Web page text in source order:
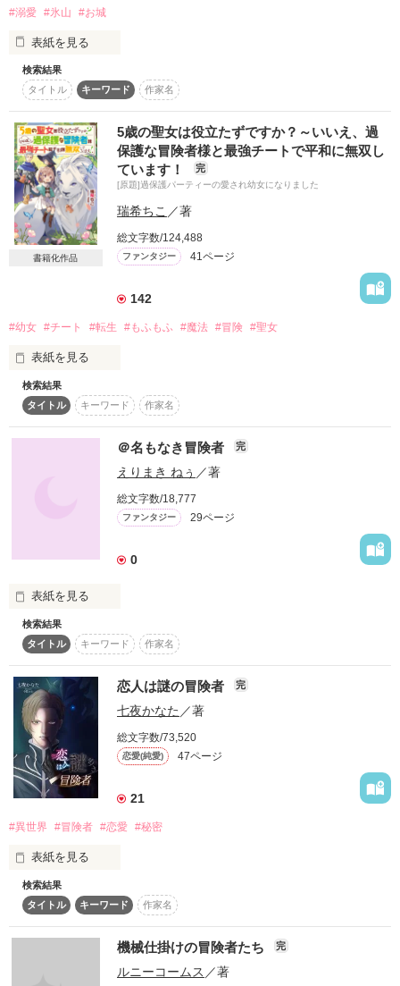
完結しました。
光栄なことにランキングに載せていただきました！
お読み下さった皆様、本当に有難うございます！(*´艸｀*)
イイねやひとこと感想感謝です！(人´∀｀)．☆．。．:*･ﾟ
作品を読む
#溺愛 #氷山 #お城
表紙を見る
マリーは、冒険者パーティでお世話係として働いていたが、同
じパーティーの女性に追い出される。
なかなか次のパーティーが見つからないところへ、男性限定の
募集が見つかる。
マリーはマリウスと名乗り、男装して雇ってもらうことに成功
する。
たった二人のパーティーで、果たしてマリーは女性だとバレず
に旅を続けることが出来るのか。
さらに、マリーはもうひとつ重大な秘密を抱えていて・・・。
検索結果
タイトル
キーワード 作家名
書籍化作品
5歳の聖女は役立たずですか？～いいえ、過
保護な冒険者様と最強チートで平和に無双し
ています！
完
[原題]過保護パーティーの愛され幼女になりました
瑞希ちこ ／著
総文字数/124,488
ファンタジー 41ページ
142
#幼女 #チート #転生 #もふもふ #魔法 #冒険 #聖女
表紙を見る
貧乏な家に生まれ、気づけばずっと働きっぱなしの人生を送
っていた神山芽衣子はある日の帰り道、若くして過労死で倒れ
てしまう。
目が覚めると知らない森の中。しかも体は小さくなり、可愛
らしい幼女に転生していた。
今までとはまったく違う、魔物が出たり魔法が使えるファン
タジーな世界に戸惑いつつも、芽衣子は自身を〝メイ〟と名乗
り、新たな世界で生きていくことを決める。
「今度の人生は最低限しか働かず、ゆったりとしたスローライ
そのために、なぜか最初から持っていた聖女としてのチート
能力を最大限に活かし、まずはギルドに入り数々の依頼をこな
していく。
そしてなぜかメイが目をつける人物は、くせの強い面々ばか
り。
個性的なメンバーに過保護にされまくりながら、メイは今日
も夢のために働くのだった。
※こちらはベリーズファンタジー様より2021．5月に書籍化い
※魔物、モンスターなど言い換えが統一できていなく、読みづ
らい箇所があります。随時変更いたします。すみません。
作品を読む
検索結果
タイトル
キーワード 作家名
＠名もなき冒険者 完
えりまき ねぅ ／著
総文字数/18,777
ファンタジー 29ページ
0
表紙を見る
名もなき少女は生きるために冒険者となった
作品を読む
検索結果
タイトル
キーワード 作家名
恋人は謎の冒険者 完
七夜かなた ／著
総文字数/73,520
恋愛(純愛) 47ページ
21
#異世界 #冒険者 #恋愛 #秘密
表紙を見る
無愛想な冒険者の彼は私にはすごく優しい。でも、彼には秘密
がありそう
作品を読む
検索結果
タイトル
キーワード 作家名
機械仕掛けの冒険者たち 完
ルニーコームス ／著